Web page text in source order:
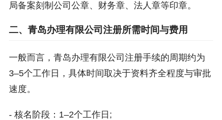
局备案刻制公司公章、财务章、法人章等印章。
二、青岛办理有限公司注册所需时间与费用
一般而言，青岛办理有限公司注册手续的周期约为
3–5个工作日，具体时间取决于资料齐全程度与审批
速度。
- 核名阶段：1–2个工作日;